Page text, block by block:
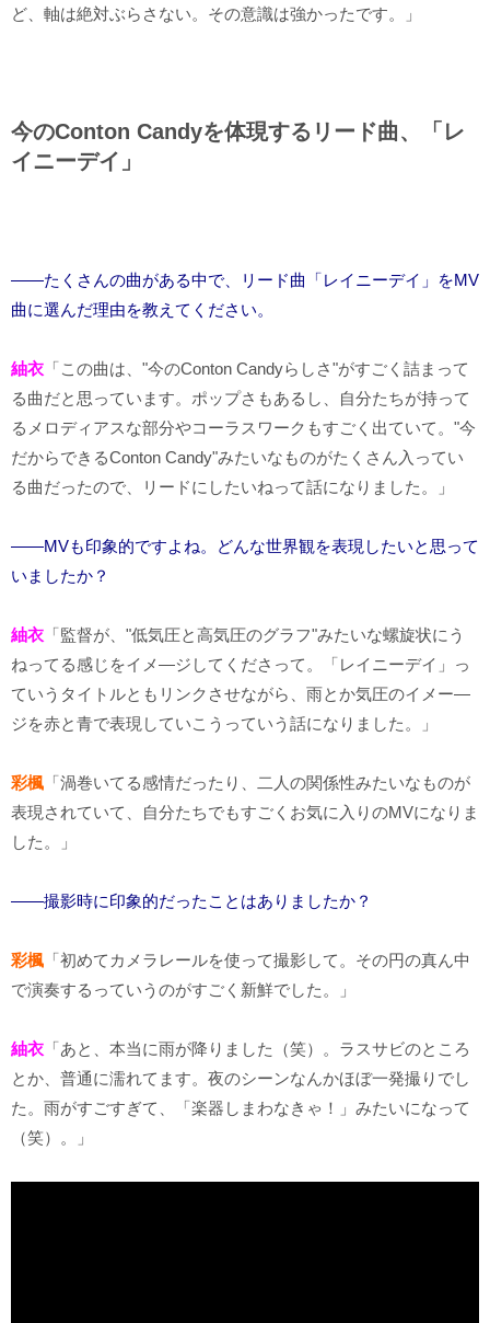
ど、軸は絶対ぶらさない。その意識は強かったです。」
今のConton Candyを体現するリード曲、「レ
イニーデイ」
――たくさんの曲がある中で、リード曲「レイニーデイ」をMV
曲に選んだ理由を教えてください。
紬衣 「この曲は、"今のConton Candyらしさ"がすごく詰まって
る曲だと思っています。ポップさもあるし、自分たちが持って
るメロディアスな部分やコーラスワークもすごく出ていて。"今
だからできるConton Candy"みたいなものがたくさん入ってい
る曲だったので、リードにしたいねって話になりました。」
――MVも印象的ですよね。どんな世界観を表現したいと思って
いましたか？
紬衣 「監督が、"低気圧と高気圧のグラフ"みたいな螺旋状にう
ねってる感じをイメ―ジしてくださって。「レイニーデイ」っ
ていうタイトルともリンクさせながら、雨とか気圧のイメー―
ジを赤と青で表現していこうっていう話になりました。」
彩楓 「渦巻いてる感情だったり、二人の関係性みたいなものが
表現されていて、自分たちでもすごくお気に入りのMVになりま
した。」
――撮影時に印象的だったことはありましたか？
彩楓 「初めてカメラレールを使って撮影して。その円の真ん中
で演奏するっていうのがすごく新鮮でした。」
紬衣 「あと、本当に雨が降りました（笑）。ラスサビのところ
とか、普通に濡れてます。夜のシーンなんかほぼ一発撮りでし
た。雨がすごすぎて、「楽器しまわなきゃ！」みたいになって
（笑）。」